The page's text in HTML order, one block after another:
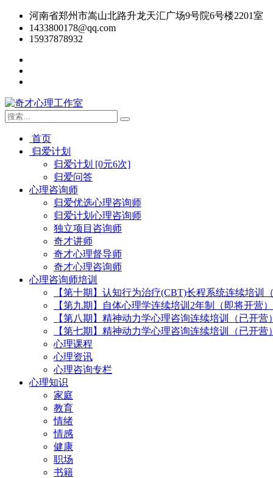
河南省郑州市嵩山北路升龙天汇广场9号院6号楼2201室
1433800178@qq.com
15937878932
首页
归爱计划
归爱计划 [0元6次]
归爱问答
心理咨询师
归爱优选心理咨询师
归爱计划心理咨询师
独立项目咨询师
奇才讲师
奇才心理督导师
奇才心理咨询师
心理咨询师培训
【第十期】认知行为治疗(CBT)长程系统连续培训
【第九期】自体心理学连续培训2年制（即将开营）
【第八期】精神动力学心理咨询连续培训（已开营）
【第七期】精神动力学心理咨询连续培训（已开营）
心理课程
心理资讯
心理咨询专栏
心理知识
家庭
教育
情绪
情感
健康
职场
书籍